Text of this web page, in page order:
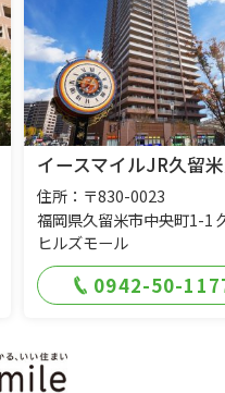
イースマイルJR久留
住所：〒830-0023
福岡県久留米市中央町1-1
ヒルズモール
0942-50-